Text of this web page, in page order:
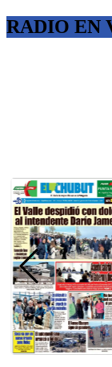
RADIO EN